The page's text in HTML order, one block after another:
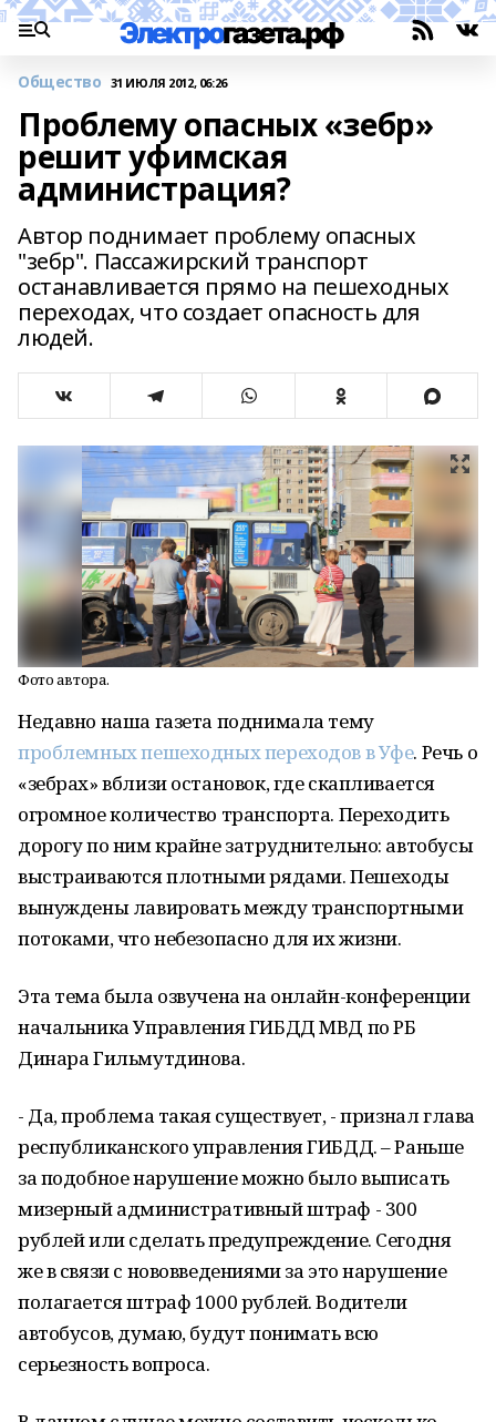
Общество 31 ИЮЛЯ 2012, 06:26
Проблему опасных «зебр»
решит уфимская
администрация?
Автор поднимает проблему опасных
"зебр". Пассажирский транспорт
останавливается прямо на пешеходных
переходах, что создает опасность для
людей.
Фото автора.
Недавно наша газета поднимала тему
проблемных пешеходных переходов в Уфе. Речь о
«зебрах» вблизи остановок, где скапливается
огромное количество транспорта. Переходить
дорогу по ним крайне затруднительно: автобусы
выстраиваются плотными рядами. Пешеходы
вынуждены лавировать между транспортными
потоками, что небезопасно для их жизни.
Эта тема была озвучена на онлайн-конференции
начальника Управления ГИБДД МВД по РБ
Динара Гильмутдинова.
- Да, проблема такая существует, - признал глава
республиканского управления ГИБДД. – Раньше
за подобное нарушение можно было выписать
мизерный административный штраф - 300
рублей или сделать предупреждение. Сегодня
же в связи с нововведениями за это нарушение
полагается штраф 1000 рублей. Водители
автобусов, думаю, будут понимать всю
серьезность вопроса.